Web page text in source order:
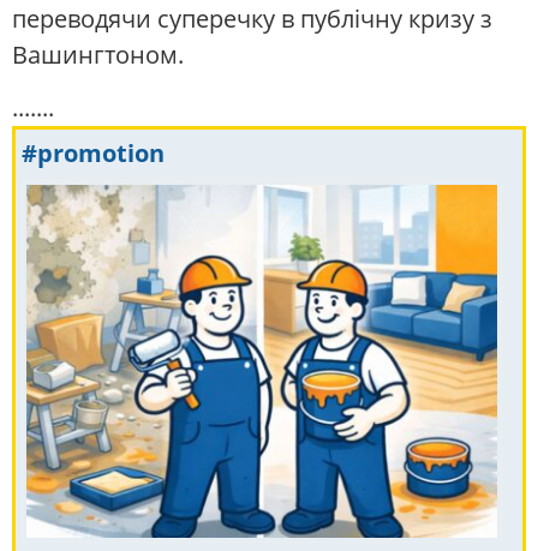
переводячи суперечку в публічну кризу з
Вашингтоном.
.......
#promotion